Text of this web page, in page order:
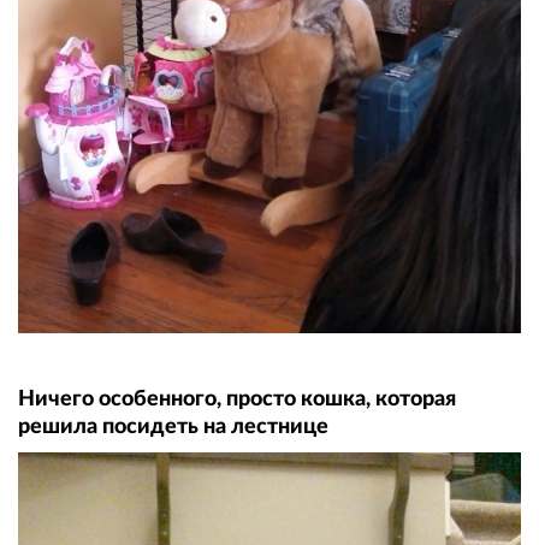
Ничего особенного, просто кошка, которая
решила посидеть на лестнице